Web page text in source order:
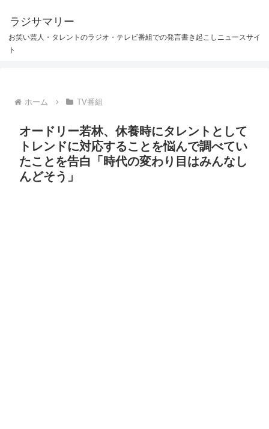
ラジサマリー
お笑い芸人・タレントのラジオ・テレビ番組での発言書き起こしニュースサイ
ト
ホーム TV番組
オードリー若林、休養時にタレントとして
トレンドに対応することを悩んで調べてい
たことを告白「時代の変わり目はみんなし
んどそう」